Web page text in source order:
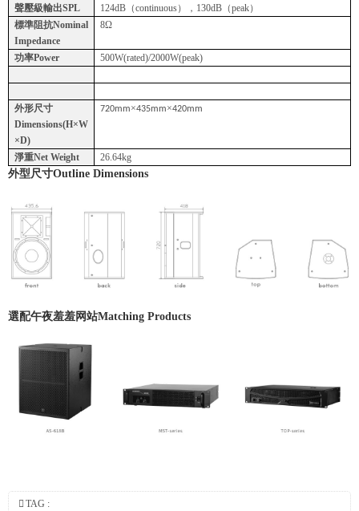
聲壓級輸出SPL
124dB（continuous），130dB（peak）
標準阻抗Nominal
Impedance
8Ω
功率Power 500W(rated)/2000W(peak)
外形尺寸
Dimensions(H×W
×D)
720mm×435mm×420mm
淨重Net Weight 26.64kg
外型尺寸Outline Dimensions
選配午夜羞羞网站Matching Products
TAG :